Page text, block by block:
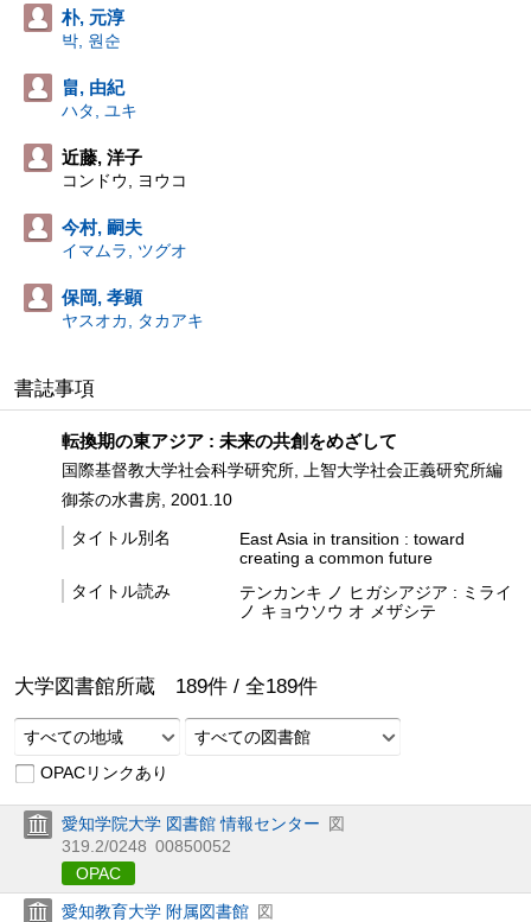
朴, 元淳
박, 원순
畠, 由紀
ハタ, ユキ
近藤, 洋子
コンドウ, ヨウコ
今村, 嗣夫
イマムラ, ツグオ
保岡, 孝顕
ヤスオカ, タカアキ
書誌事項
転換期の東アジア : 未来の共創をめざして
国際基督教大学社会科学研究所, 上智大学社会正義研究所編
御茶の水書房, 2001.10
タイトル別名
East Asia in transition : toward
creating a common future
タイトル読み
テンカンキ ノ ヒガシアジア : ミライ
ノ キョウソウ オ メザシテ
大学図書館所蔵 189件 / 全189件
すべての地域
すべての図書館
OPACリンクあり
愛知学院大学 図書館 情報センター 図
319.2/0248 00850052
OPAC
愛知教育大学 附属図書館 図